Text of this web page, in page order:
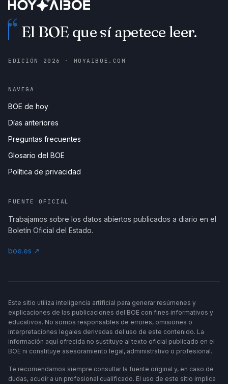
“ El BOE que sí apetece leer.
EDICIÓN 2026 · HOYAIBOE.COM
NAVEGA
BOE de hoy
Días anteriores
Preguntas frecuentes
Glosario del BOE
Política de privacidad
FUENTE OFICIAL
Trabajamos sobre los datos abiertos publicados a diario en el
Boletín Oficial del Estado.
boe.es ↗
Este sitio utiliza inteligencia artificial para generar resúmenes y
explicaciones de las publicaciones del BOE con fines informativos y
educativos. No somos responsables de errores, omisiones o
interpretaciones legales derivadas del uso de este contenido. La
información aquí ofrecida no sustituye al texto oficial publicado en el
BOE ni constituye asesoramiento legal, administrativo o profesional.
Te recomendamos siempre consultar la fuente original y, en caso de
dudas, acudir a un profesional cualificado. El uso de este sitio implica